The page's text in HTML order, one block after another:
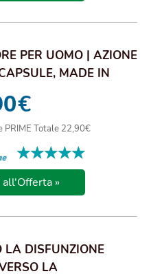
PER UOMO | AZIONE
MADE IN
€
PRIME Totale 22,90€
★★★★★
★★★★★
all'Offerta »
LA DISFUNZIONE
LA